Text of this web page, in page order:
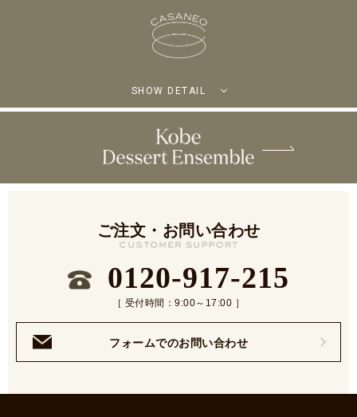
SHOW DETAIL
ご注文・お問い合わせ
0120-917-215
［ 受付時間：9:00～17:00 ］
フォームでのお問い合わせ